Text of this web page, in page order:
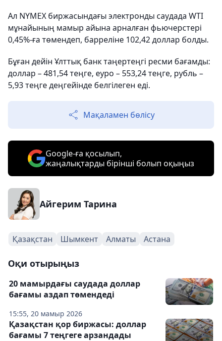
Ал NYMEX биржасындағы электронды саудада WTI
мұнайының мамыр айына арналған фьючерстері
0,45%-ға төмендеп, барреліне 102,42 доллар болды.
Бұған дейін Ұлттық банк таңертеңгі ресми бағамды:
доллар – 481,54 теңге, еуро – 553,24 теңге, рубль –
5,93 теңге деңгейінде белгілеген еді.
Мақаламен бөлісу
Google-ға қосылып,
жаңалықтарды бірінші болып оқыңыз
Айгерим Тарина
Қазақстан Шымкент Алматы Астана
Оқи отырыңыз
15:55, 20 мамыр 2026
20 мамырдағы саудада доллар
бағамы аздап төмендеді
Қазақстан қор биржасы: доллар
бағамы 7 теңгеге арзандады